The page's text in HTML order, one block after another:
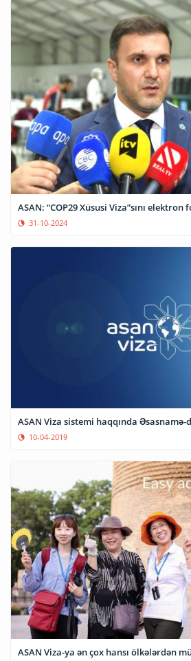
ASAN: “COP29 Xüsusi Viza”sını
31-10-2024
ASAN Viza sistemi haqqında
10-04-2019
ASAN Viza-ya ən çox hansı ölkələrdən